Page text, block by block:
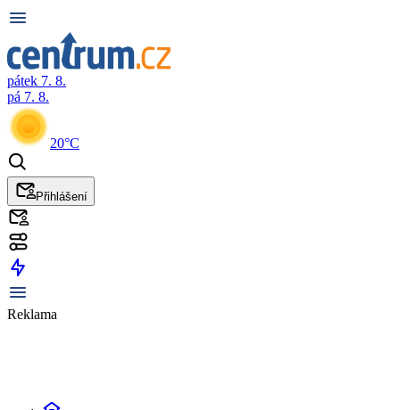
pátek 7. 8.
pá 7. 8.
20°C
Přihlášení
Reklama